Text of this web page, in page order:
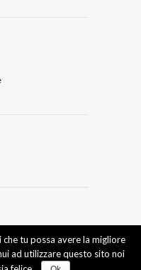
un commento.
tu possa avere la migliore
ad utilizzare questo sito noi